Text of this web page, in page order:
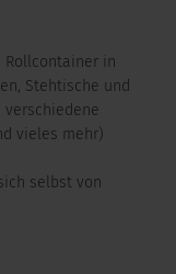
Rollcontainer in
Stehtische und
verschiedene
vieles mehr)
selbst von